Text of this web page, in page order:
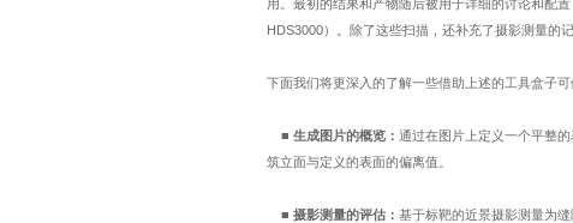
用。最初的结果和产物随后被用于详细的讨论和配
HDS3000）。除了这些扫描，还补充了摄影测量的
下面我们将更深入的了解一些借助上述的工具盒子可
■ 生成图片的概览： 通过在图片上定义一个平整
筑立面与定义的表面的偏离值。
■ 摄影测量的评估： 基于标靶的近景摄影测量为